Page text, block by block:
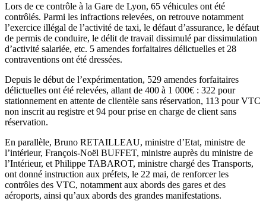
Lors de ce contrôle à la Gare de Lyon, 65 véhicules ont été
contrôlés. Parmi les infractions relevées, on retrouve notamment
l’exercice illégal de l’activité de taxi, le défaut d’assurance, le défaut
de permis de conduire, le délit de travail dissimulé par dissimulation
d’activité salariée, etc. 5 amendes forfaitaires délictuelles et 28
contraventions ont été dressées.
Depuis le début de l’expérimentation, 529 amendes forfaitaires
délictuelles ont été relevées, allant de 400 à 1 000€ : 322 pour
stationnement en attente de clientèle sans réservation, 113 pour VTC
non inscrit au registre et 94 pour prise en charge de client sans
réservation.
En parallèle, Bruno RETAILLEAU, ministre d’Etat, ministre de
l’intérieur, François-Noël BUFFET, ministre auprès du ministre de
l’Intérieur, et Philippe TABAROT, ministre chargé des Transports,
ont donné instruction aux préfets, le 22 mai, de renforcer les
contrôles des VTC, notamment aux abords des gares et des
aéroports, ainsi qu’aux abords des grandes manifestations.